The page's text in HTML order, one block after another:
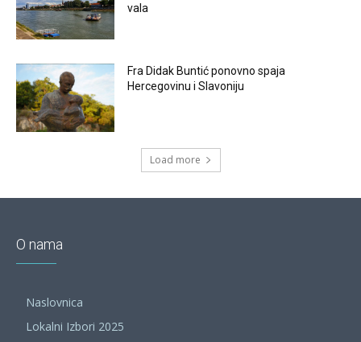
vala
Fra Didak Buntić ponovno spaja
Hercegovinu i Slavoniju
Load more
O nama
Naslovnica
Lokalni Izbori 2025